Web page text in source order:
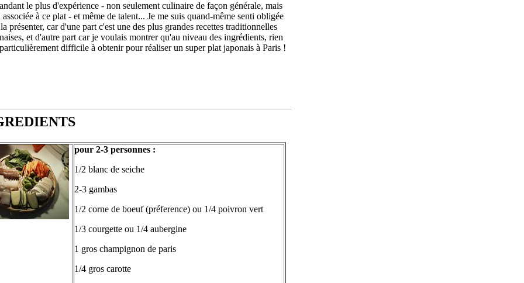
le plus d'expérience - non seulement culinaire de façon générale, mais
associée à ce plat - et même de talent... Je me suis quand-même senti obligée
présenter, car d'une part c'est une des plus grandes recettes traditionnelles
et d'autre part car je voulais montrer qu'au niveau des ingrédients, rien
difficile à obtenir pour réaliser un super plat japonais à Paris !
pour 2-3 personnes :
1/2 blanc de seiche
2-3 gambas
1/2 corne de boeuf (préference) ou 1/4 poivron vert
1/3 courgette ou 1/4 aubergine
1 gros champignon de paris
1/4 gros carotte